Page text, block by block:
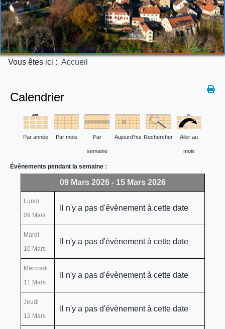
Vous êtes ici : Accueil
Calendrier
Par année Par mois Par
semaine
Aujourd'hui Rechercher Aller au
mois
Évènements pendant la semaine :
09 Mars 2026 - 15 Mars 2026
Lundi
09 Mars
Il n'y a pas d'évènement à cette date
Mardi
10 Mars
Il n'y a pas d'évènement à cette date
Mercredi
11 Mars
Il n'y a pas d'évènement à cette date
Jeudi
12 Mars
Il n'y a pas d'évènement à cette date